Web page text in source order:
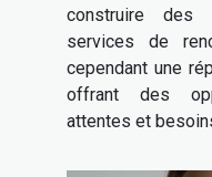
construire des
services de
cependant une
offrant des
attentes et